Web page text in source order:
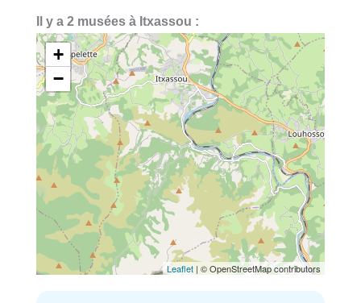
Il y a 2 musées à Itxassou :
+
−
Leaflet | © OpenStreetMap contributors